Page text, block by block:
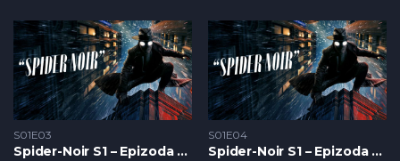
S01E03
Spider-Noir S1 – Epizoda 03
S01E04
Spider-Noir S1 – Epizoda 04